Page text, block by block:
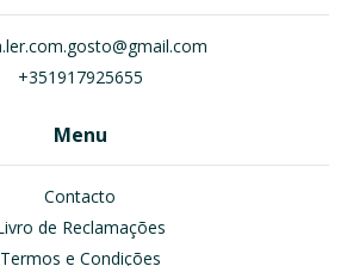
+351917925655
Menu
Contacto
de Reclamações
Termos e Condições